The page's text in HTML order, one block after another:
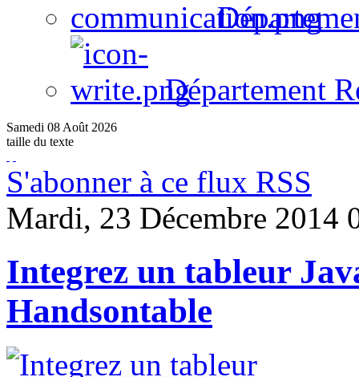
Département
Samedi 08 Août 2026
taille du texte
S'abonner à ce flux RSS
Mardi, 23 Décembre 2014
Integrez un tableur
Handsontable